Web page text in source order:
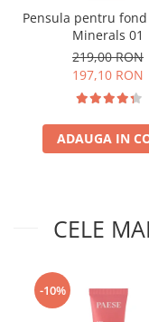
Pensula pentru
Minerals 01
219,00 RON
197,10 RON
ADAUGA IN
CELE
-10%